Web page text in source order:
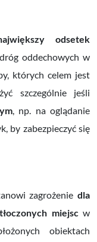
odsetek
oddechowych w
których celem jest
szczególnie jeśli
, np. na oglądanie
by zabezpieczyć się
zagrożenie dla
miejscw
obiektach